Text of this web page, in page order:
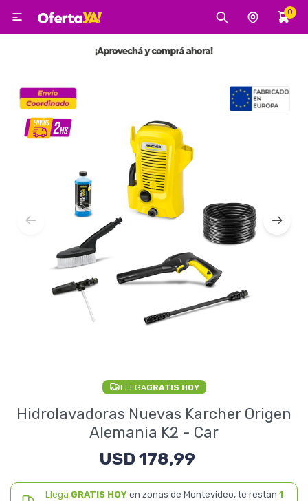
0

LLEGAGRATIS HOY
Hidrolavadoras Nuevas Karcher Origen
Alemania K2 - Car
USD 178,99
Llega GRATIS HOY en zonas de Montevideo, te restan 1
MI CUENTA
Tecnología
Tv, Audio y Video
Tecnología
Gaming
Electrodomésticos
Pequeños electrodomésticos
Hogar y Jardín